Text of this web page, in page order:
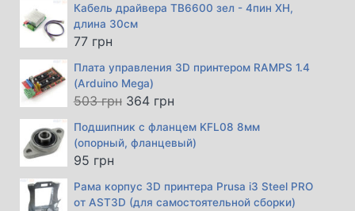
Кабель драйвера TB6600 зел - 4пин XH,
длина 30см
77 грн
Плата управления 3D принтером RAMPS 1.4
(Arduino Mega)
503грн Первоначальная
составляла
364 грнТекущая
364 грн.
Подшипник с фланцем KFL08 8мм
(опорный, фланцевый)
95 грн
Рама корпус 3D принтера Prusa i3 Steel PRO
от AST3D (для самостоятельной сборки)